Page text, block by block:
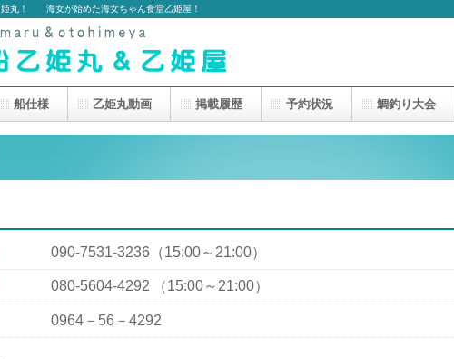
姫丸！ 海女が始めた海女ちゃん食堂乙姫屋！
090-7531-3236（15:00～21:00）
080-5604-4292 （15:00～21:00）
0964－56－4292
船仕様 乙姫丸動画 掲載履歴 予約状況 鯛釣り大会